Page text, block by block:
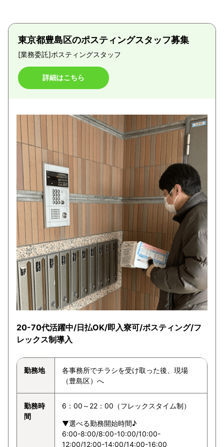
東京都豊島区のポスティングスタッフ募集
[業務委託]ポスティングスタッフ
詳細はこちら
20-70代活躍中/日払OK/即入寮可/ポスティング/フ
レックス制導入
勤務地
各事務所でチラシを受け取った後、現場
（豊島区）へ
勤務時
間
6：00～22：00（フレックスタイム制）
▼選べる勤務開始時間♪
6:00-8:00/8:00-10:00/10:00-
12:00/12:00-14:00/14:00-16:00